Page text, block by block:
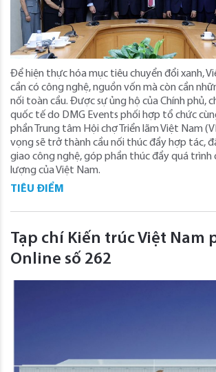
Để hiện thực hóa mục tiêu chuyển đổi xanh,
cần có công nghệ, nguồn vốn mà còn cần
nối toàn cầu. Được sự ủng hộ của Chính phủ,
quốc tế do DMG Events phối hợp tổ chức
phần Trung tâm Hội chợ Triển lãm Việt Nam
vọng sẽ trở thành cầu nối thúc đẩy hợp tác,
giao công nghệ, góp phần thúc đẩy quá trình
lượng của Việt Nam.
TIÊU ĐIỂM
Tạp chí Kiến trúc Việt Nam
Online số 262